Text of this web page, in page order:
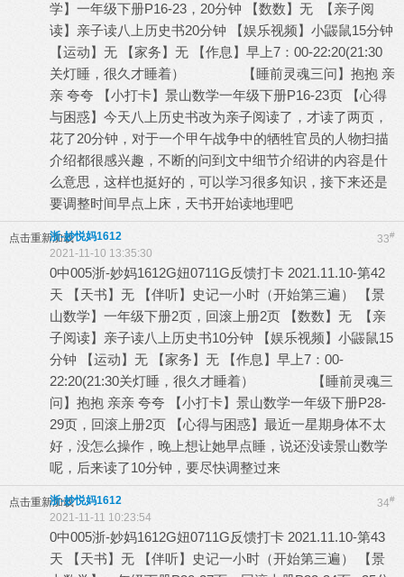
学】一年级下册P16-23，20分钟 【数数】无 【亲子阅
读】亲子读八上历史书20分钟 【娱乐视频】小鼹鼠15分钟
【运动】无 【家务】无 【作息】早上7：00-22:20(21:30
关灯睡，很久才睡着） 【睡前灵魂三问】抱抱 亲
亲 夸夸 【小打卡】景山数学一年级下册P16-23页 【心得
与困惑】今天八上历史书改为亲子阅读了，才读了两页，
花了20分钟，对于一个甲午战争中的牺牲官员的人物扫描
介绍都很感兴趣，不断的问到文中细节介绍讲的内容是什
么意思，这样也挺好的，可以学习很多知识，接下来还是
要调整时间早点上床，天书开始读地理吧
点击重新加载 33#
浙-妙悦妈1612
2021-11-10 13:35:30
0中005浙-妙妈1612G妞0711G反馈打卡 2021.11.10-第42
天 【天书】无 【伴听】史记一小时（开始第三遍） 【景
山数学】一年级下册2页，回滚上册2页 【数数】无 【亲
子阅读】亲子读八上历史书10分钟 【娱乐视频】小鼹鼠15
分钟 【运动】无 【家务】无 【作息】早上7：00-
22:20(21:30关灯睡，很久才睡着） 【睡前灵魂三
问】抱抱 亲亲 夸夸 【小打卡】景山数学一年级下册P28-
29页，回滚上册2页 【心得与困惑】最近一星期身体不太
好，没怎么操作，晚上想让她早点睡，说还没读景山数学
呢，后来读了10分钟，要尽快调整过来
点击重新加载 34#
浙-妙悦妈1612
2021-11-11 10:23:54
0中005浙-妙妈1612G妞0711G反馈打卡 2021.11.10-第43
天 【天书】无 【伴听】史记一小时（开始第三遍） 【景